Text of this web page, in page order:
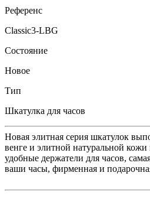
Референс
Classic3-LBG
Состояние
Новое
Тип
Шкатулка для часов
Новая элитная серия шкатулок
венге и элитной натуральной
удобные держатели для часов,
ваши часы, фирменная и